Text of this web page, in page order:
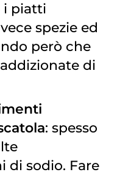
i piatti
spezie ed
però che
di
: spesso
di sodio. Fare